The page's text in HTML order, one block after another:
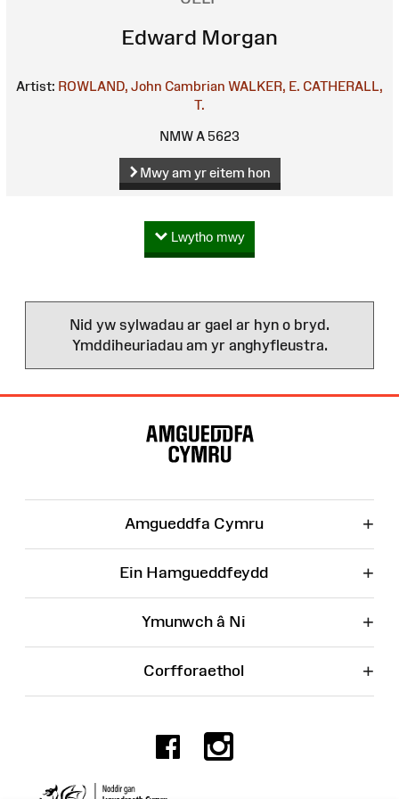
Edward Morgan
Artist: ROWLAND, John Cambrian WALKER, E. CATHERALL,
T.
NMW A 5623
Mwy am yr eitem hon
Lwytho mwy
Nid yw sylwadau ar gael ar hyn o bryd.
Ymddiheuriadau am yr anghyfleustra.
Amgueddfa Cymru +
Ein Hamgueddfeydd +
Ymunwch â Ni +
Corfforaethol +
Facebook